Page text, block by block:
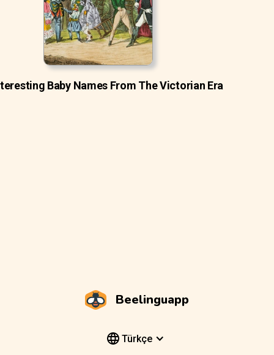
Baby Names From The Victorian Era
Beelinguapp
Türkçe